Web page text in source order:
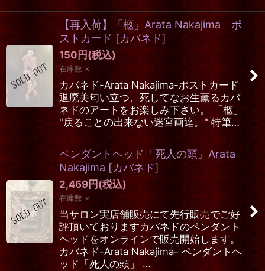
【再入荷】「柩」Arata Nakajima ポ
ストカード [カバネド]
150 円 (税込)
在庫数 ×
カバネド-Arata Nakajima-ポストカード
退廃美匂い立つ、死してなお生薫るカバ
ネドのアートをお楽しみ下さい。 「柩」
"戻ることの出来ない迷宮画達。" 特筆…
ペンダントヘッド「死人の頭」Arata
Nakajima [カバネド]
2,469円 (税込)
在庫数 ×
当サロン実店舗販売にて先行販売でご好
評頂いておりますカバネドのペンダント
ヘッドをオンラインで販売開始します。
カバネド-Arata Nakajima- ペンダントヘ
ッド「死人の頭」 …